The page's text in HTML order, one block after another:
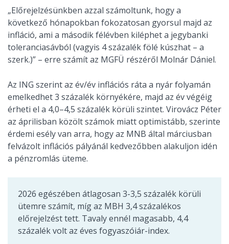
„Előrejelzésünkben azzal számoltunk, hogy a
következő hónapokban fokozatosan gyorsul majd az
infláció, ami a második félévben kiléphet a jegybanki
toleranciasávból (vagyis 4 százalék fölé kúszhat – a
szerk.)” – erre számít az MGFÜ részéről Molnár Dániel.
Az ING szerint az év/év inflációs ráta a nyár folyamán
emelkedhet 3 százalék környékére, majd az év végéig
érheti el a 4,0–4,5 százalék körüli szintet. Virovácz Péter
az áprilisban közölt számok miatt optimistább, szerinte
érdemi esély van arra, hogy az MNB által márciusban
felvázolt inflációs pályánál kedvezőbben alakuljon idén
a pénzromlás üteme.
2026 egészében átlagosan 3-3,5 százalék körüli
ütemre számít, míg az MBH 3,4 százalékos
előrejelzést tett. Tavaly ennél magasabb, 4,4
százalék volt az éves fogyaszóiár-index.